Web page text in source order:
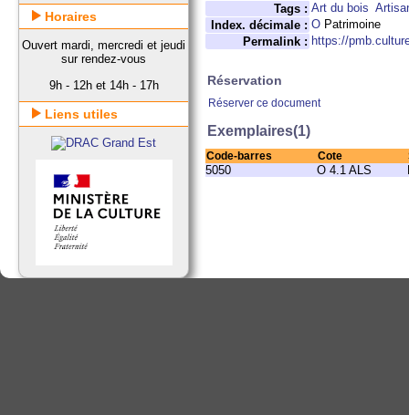
Tags : Art du bois
Index. décimale : O Patrimoine
Permalink : https://
Réservation
Réserver ce document
Exemplaires(1)
Code-barres Cote
5050 O 4.1 ALS
Horaires
Ouvert mardi, mercredi et jeudi
sur rendez-vous
9h - 12h et 14h - 17h
Liens utiles